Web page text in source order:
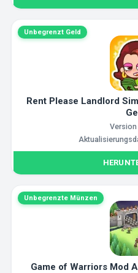
Unbegrenzt Geld
Rent Please Landlord
Version
Unbegrenzte Münzen
Game of Warriors Mod